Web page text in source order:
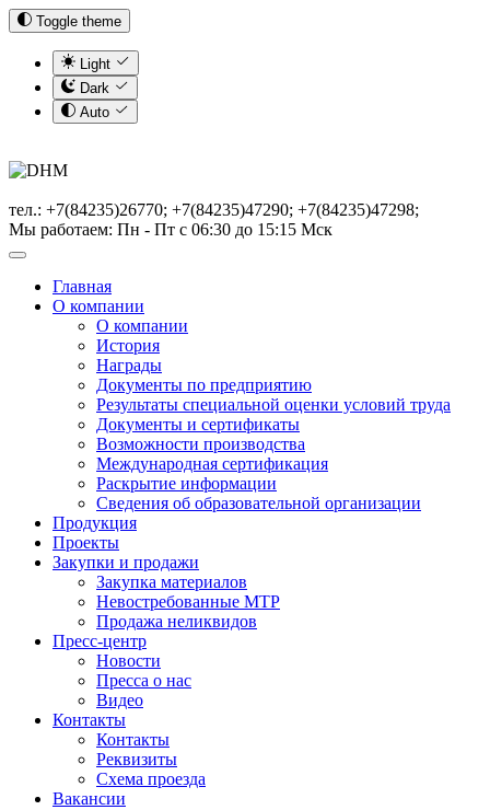
Toggle theme
Light
Dark
Auto
тел.: +7(84235)26770; +7(84235)47290; +7(84235)47298;
Мы работаем: Пн - Пт с 06:30 до 15:15 Мск
Главная
О компании
О компании
История
Награды
Документы по предприятию
Результаты специальной оценки условий труда
Документы и сертификаты
Возможности производства
Международная сертификация
Раскрытие информации
Сведения об образовательной организации
Продукция
Проекты
Закупки и продажи
Закупка материалов
Невостребованные МТР
Продажа неликвидов
Пресс-центр
Новости
Пресса о нас
Видео
Контакты
Контакты
Реквизиты
Схема проезда
Вакансии